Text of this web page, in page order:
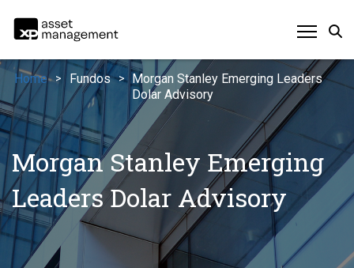
Morgan Stanley Emerging
Leaders Dolar Advisory
Home > Fundos >
Morgan Stanley Emerging Leaders
Dolar Advisory